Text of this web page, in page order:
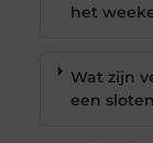
het
Wat zijn
een